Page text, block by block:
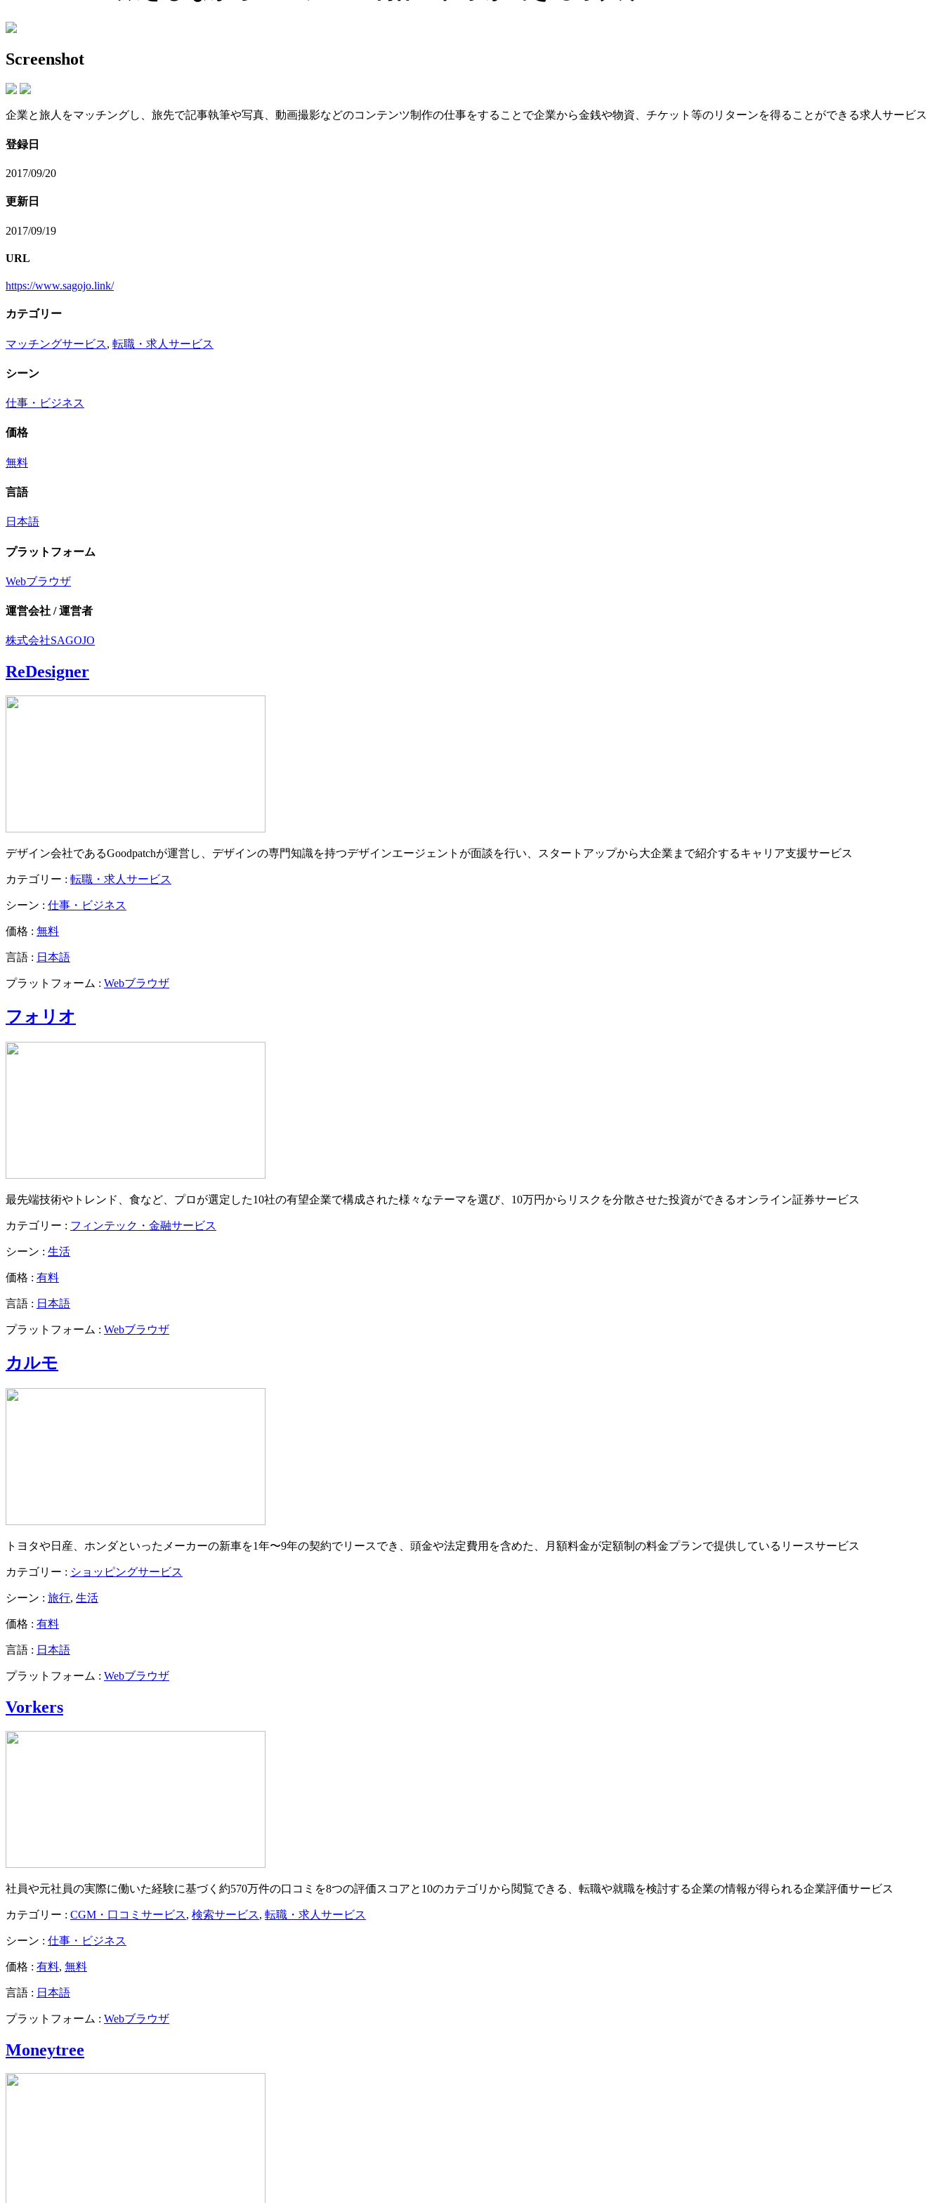
Screenshot
企業と旅人をマッチングし、旅先で記事執筆や写真、動画撮影などのコンテンツ制作の仕事をすることで企業から金銭や物資、チケット等のリターンを得ることができる求人サービス
登録日
2017/09/20
更新日
2017/09/19
URL
https://www.sagojo.link/
カテゴリー
マッチングサービス, 転職・求人サービス
シーン
仕事・ビジネス
価格
無料
言語
日本語
プラットフォーム
Webブラウザ
運営会社 / 運営者
株式会社SAGOJO
ReDesigner
デザイン会社であるGoodpatchが運営し、デザインの専門知識を持つデザインエージェントが面談を行い、スタートアップから大企業まで紹介するキャリア支援サービス
カテゴリー : 転職・求人サービス
シーン : 仕事・ビジネス
価格 : 無料
言語 : 日本語
プラットフォーム : Webブラウザ
フォリオ
最先端技術やトレンド、食など、プロが選定した10社の有望企業で構成された様々なテーマを選び、10万円からリスクを分散させた投資ができるオンライン証券サービス
カテゴリー : フィンテック・金融サービス
シーン : 生活
価格 : 有料
言語 : 日本語
プラットフォーム : Webブラウザ
カルモ
トヨタや日産、ホンダといったメーカーの新車を1年〜9年の契約でリースでき、頭金や法定費用を含めた、月額料金が定額制の料金プランで提供しているリースサービス
カテゴリー : ショッピングサービス
シーン : 旅行, 生活
価格 : 有料
言語 : 日本語
プラットフォーム : Webブラウザ
Vorkers
社員や元社員の実際に働いた経験に基づく約570万件の口コミを8つの評価スコアと10のカテゴリから閲覧できる、転職や就職を検討する企業の情報が得られる企業評価サービス
カテゴリー : CGM・口コミサービス, 検索サービス, 転職・求人サービス
シーン : 仕事・ビジネス
価格 : 有料, 無料
言語 : 日本語
プラットフォーム : Webブラウザ
Moneytree